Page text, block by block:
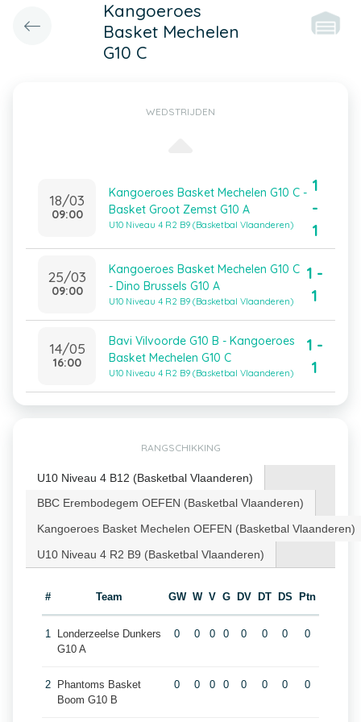
Kangoeroes
Basket Mechelen
G10 C
WEDSTRIJDEN
18/03
09:00
Kangoeroes Basket Mechelen G10 C -
Basket Groot Zemst G10 A
U10 Niveau 4 R2 B9 (Basketbal Vlaanderen)
1
-
1
25/03
09:00
Kangoeroes Basket Mechelen G10 C
- Dino Brussels G10 A
U10 Niveau 4 R2 B9 (Basketbal Vlaanderen)
1 -
1
14/05
16:00
Bavi Vilvoorde G10 B - Kangoeroes
Basket Mechelen G10 C
U10 Niveau 4 R2 B9 (Basketbal Vlaanderen)
1 -
1
RANGSCHIKKING
U10 Niveau 4 B12 (Basketbal Vlaanderen)
BBC Erembodegem OEFEN (Basketbal Vlaanderen)
Kangoeroes Basket Mechelen OEFEN (Basketbal Vlaanderen)
U10 Niveau 4 R2 B9 (Basketbal Vlaanderen)
# Team GW W V G DV DT DS Ptn
1
Londerzeelse Dunkers
G10 A
0 0 0 0 0 0 0 0
2
Phantoms Basket
Boom G10 B
0 0 0 0 0 0 0 0